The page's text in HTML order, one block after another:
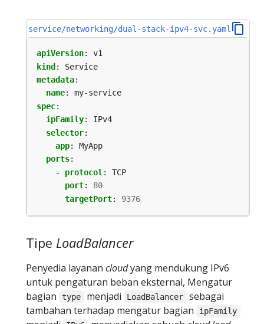
service/networking/dual-stack-ipv4-svc.yaml
apiVersion:
v1
kind :
Service
metadata:
name:
my-service
spec:
ipFamily:
IPv4
selector:
app:
MyApp
ports:
- protocol :
TCP
port:
80
targetPort: 9376
Tipe LoadBalancer
Penyedia layanan cloudyang mendukung IPv6
untuk pengaturan beban eksternal, Mengatur
bagian
type menjadi LoadBalancer
sebagai
tambahan terhadap mengatur bagian
ipFamily